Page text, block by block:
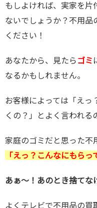
もしよければ、実家を片
ないでしょうか？不用品
ください！
あなたから、見たら ゴミ
なるかもしれません。
お客様によっては「えっ
くの？」とよく言われる
家庭のゴミだと思った不
「えっ？こんなにもらっ
あぁ～！あのとき捨てな
よくテレビで不用品の買